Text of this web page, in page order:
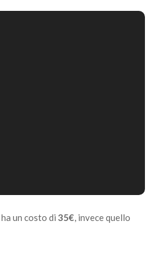
ha un costo di 35€, invece quello